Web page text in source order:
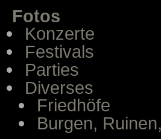
Fotos
Konzerte
Festivals
Parties
Diverses
Friedhöfe
Burgen,